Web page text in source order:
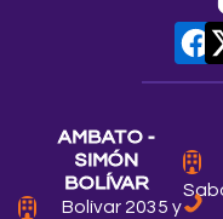
AMBATO -
SIMÓN
BOLÍVAR
Bolívar 2035 y